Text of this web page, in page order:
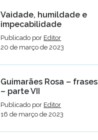
Vaidade, humildade e
impecabilidade
Publicado por Editor
20 de março de 2023
Guimarães Rosa – frases
– parte VII
Publicado por Editor
16 de março de 2023